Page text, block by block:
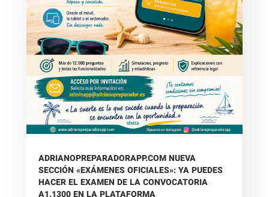
ADRIANOPREPARADORAPP.COM NUEVA
SECCIÓN «EXÁMENES OFICIALES»: YA PUEDES
HACER EL EXAMEN DE LA CONVOCATORIA
A1.1300 EN LA PLATAFORMA